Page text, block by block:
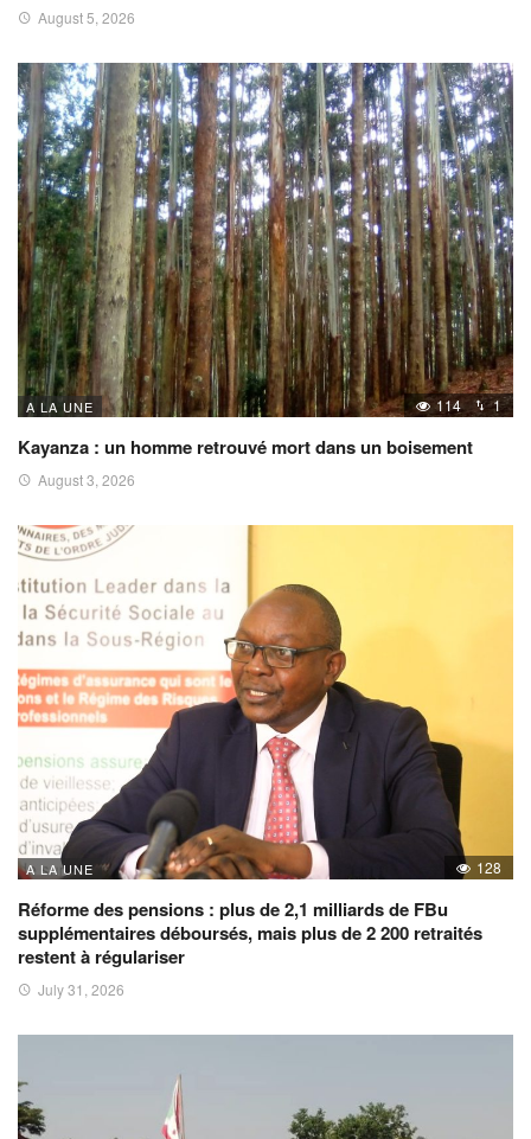
August 5, 2026
A LA UNE 114 1
Kayanza : un homme retrouvé mort dans un boisement
August 3, 2026
A LA UNE 128
Réforme des pensions : plus de 2,1 milliards de FBu
supplémentaires déboursés, mais plus de 2 200 retraités
restent à régulariser
July 31, 2026